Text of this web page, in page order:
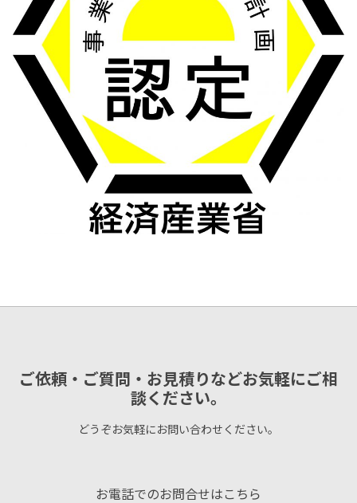
ご依頼・ご質問・お見積りなどお気軽にご相
談ください。
どうぞお気軽にお問い合わせください。
お電話でのお問合せはこちら